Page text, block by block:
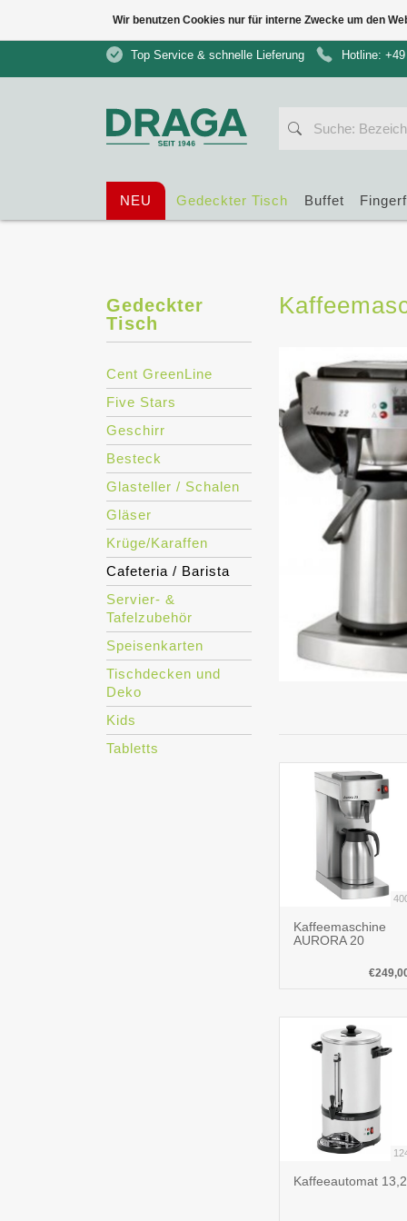
Top Service & schnelle Lieferung Hotline:
NEU Gedeckter Tisch Buffet
Gedeckter
Tisch
Cent GreenLine
Five Stars
Geschirr
Besteck
Glasteller / Schalen
Gläser
Krüge/Karaffen
Cafeteria / Barista
Servier- &
Tafelzubehör
Speisenkarten
Tischdecken und
Deko
Kids
Tabletts
Kaffeemaschine
AURORA 20
Kaffeeautomat
Wir benutzen Cookies nur für interne Zwecke um den